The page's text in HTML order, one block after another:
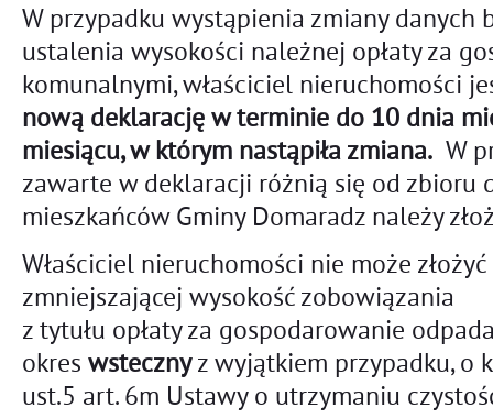
W przypadku wystąpienia zmiany danych
ustalenia wysokości należnej opłaty za
komunalnymi, właściciel nieruchomości
nową deklarację w terminie do 10 dnia
miesiącu, w którym nastąpiła zmiana. W
zawarte w deklaracji różnią się od zbioru
mieszkańców Gminy Domaradz należy
Właściciel nieruchomości nie może
zmniejszającej wysokość zobowiązania
z tytułu opłaty za gospodarowanie
okres wstecznyz wyjątkiem przypadku, o
ust.5 art. 6m Ustawy o utrzymaniu